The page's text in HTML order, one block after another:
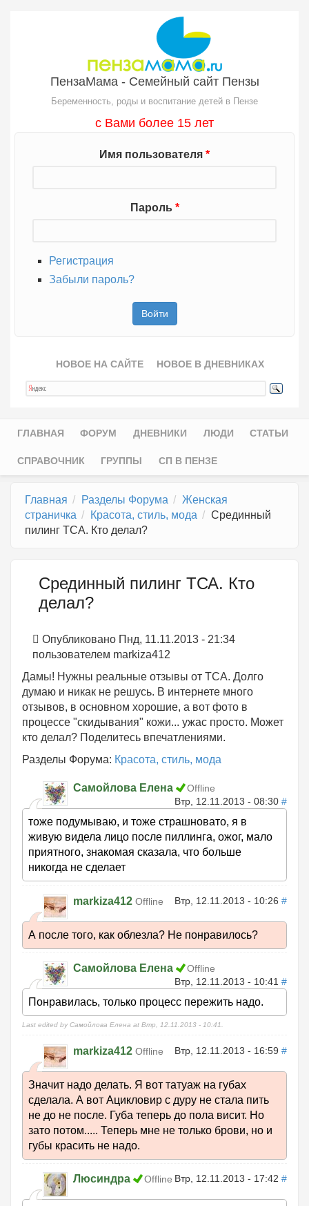
ПензаМама - Семейный сайт Пензы
Беременность, роды и воспитание детей в Пензе
с Вами более 15 лет
Имя пользователя *
Пароль *
Регистрация
Забыли пароль?
НОВОЕ НА САЙТЕ НОВОЕ В ДНЕВНИКАХ
Главное меню
ГЛАВНАЯ ФОРУМ ДНЕВНИКИ ЛЮДИ СТАТЬИ
СПРАВОЧНИК ГРУППЫ СП В ПЕНЗЕ
Главная Разделы Форума
Женская
страничка
Красота, стиль, мода
Срединный
пилинг ТСА. Кто делал?
Срединный пилинг ТСА. Кто
делал?
Опубликовано Пнд, 11.11.2013 - 21:34
пользователем markiza412
Дамы! Нужны реальные отзывы от ТСА. Долго
думаю и никак не решусь. В интернете много
отзывов, в основном хорошие, а вот фото в
процессе "скидывания" кожи... ужас просто. Может
кто делал? Поделитесь впечатлениями.
Разделы Форума: Красота, стиль, мода
Самойлова Елена
Offline
Втр, 12.11.2013 - 08:30 #
тоже подумываю, и тоже страшновато, я в
живую видела лицо после пиллинга, ожог, мало
приятного, знакомая сказала, что больше
никогда не сделает
markiza412 Offline Втр, 12.11.2013 - 10:26 #
А после того, как облезла? Не понравилось?
Самойлова Елена
Offline
Втр, 12.11.2013 - 10:41 #
Понравилась, только процесс пережить надо.
Last edited by Самойлова Елена at Втр, 12.11.2013 - 10:41.
markiza412 Offline Втр, 12.11.2013 - 16:59 #
Значит надо делать. Я вот татуаж на губах
сделала. А вот Ацикловир с дуру не стала пить
не до не после. Губа теперь до пола висит. Но
зато потом..... Теперь мне не только брови, но и
губы красить не надо.
Люсиндра Offline Втр, 12.11.2013 - 17:42 #